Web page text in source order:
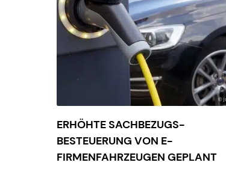
ERHÖHTE SACHBEZUGS-
BESTEUERUNG VON E-
FIRMENFAHRZEUGEN GEPLANT